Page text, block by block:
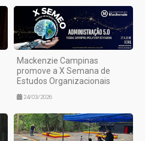
Mackenzie Campinas
promove a X Semana de
Estudos Organizacionais
24/03/2026